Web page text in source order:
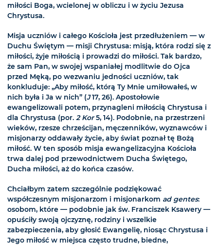
miłości Boga, wcielonej w obliczu i w życiu Jezusa
Chrystusa.
Misja uczniów i całego Kościoła jest przedłużeniem — w
Duchu Świętym — misji Chrystusa: misją, która rodzi się z
miłości, żyje miłością i prowadzi do miłości. Tak bardzo,
że sam Pan, w swojej wspaniałej modlitwie do Ojca
przed Męką, po wezwaniu jedności uczniów, tak
konkluduje: „Aby miłość, którą Ty Mnie umiłowałeś, w
nich była i Ja w nich” (J17, 26). Apostołowie
ewangelizowali potem, przynagleni miłością Chrystusa i
dla Chrystusa (por. 2 Kor5, 14). Podobnie, na przestrzeni
wieków, rzesze chrześcijan, męczenników, wyznawców i
misjonarzy oddawały życie, aby świat poznał tę Bożą
miłość. W ten sposób misja ewangelizacyjna Kościoła
trwa dalej pod przewodnictwem Ducha Świętego,
Ducha miłości, aż do końca czasów.
Chciałbym zatem szczególnie podziękować
współczesnym misjonarzom i misjonarkom ad gentes:
osobom, które — podobnie jak św. Franciszek Ksawery —
opuściły swoją ojczyznę, rodziny i wszelkie
zabezpieczenia, aby głosić Ewangelię, niosąc Chrystusa i
Jego miłość w miejsca często trudne, biedne,